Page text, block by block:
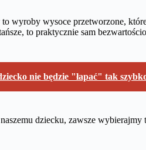
wyroby wysoce przetworzone,
to praktycznie sam
nie będzie "łapać" tak
dziecku, zawsze wybierajmy